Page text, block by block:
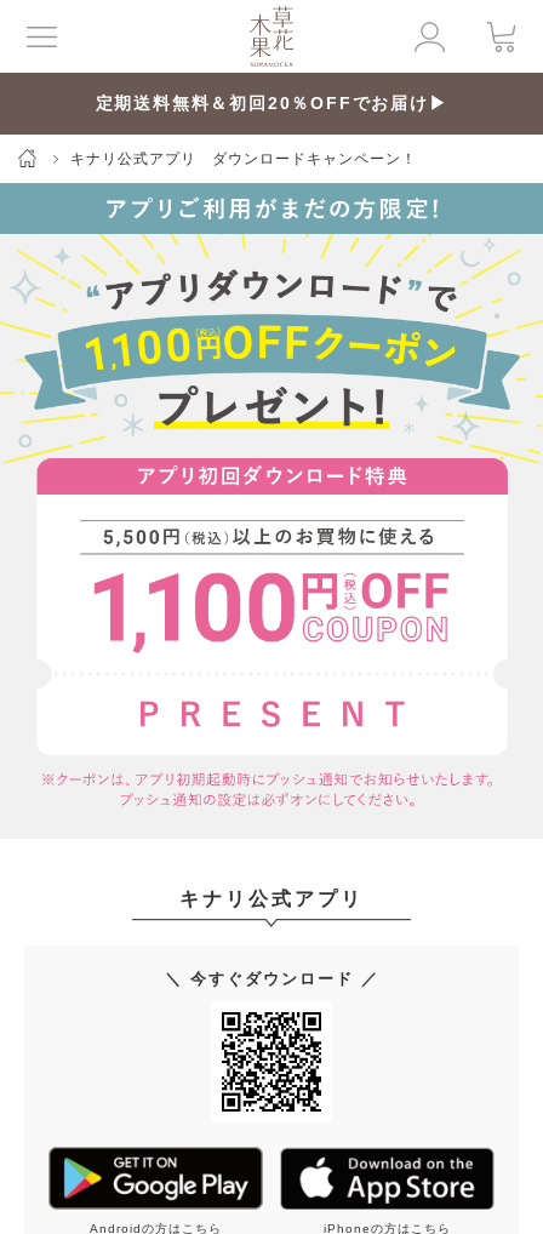
定期送料無料＆初回20％OFFでお届け▶
キナリ公式アプリ ダウンロードキャンペーン！
キナリ公式アプリ
＼ 今すぐダウンロード ／
Androidの方はこちら iPhoneの方はこちら